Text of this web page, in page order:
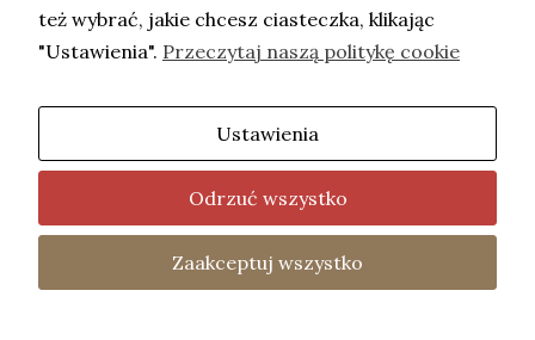
Copyright © Adwokat Kaczorowska- 2026.
Projekt i wykonanie -Freeline.
fot. Barbara Mazurek
Home
Oferta Kontakt
Polityka
Prywatności
też wybrać, jakie chcesz ciasteczka, klikając
"Ustawienia". Przeczytaj naszą politykę cookie
Ustawienia
Odrzuć wszystko
Zaakceptuj wszystko